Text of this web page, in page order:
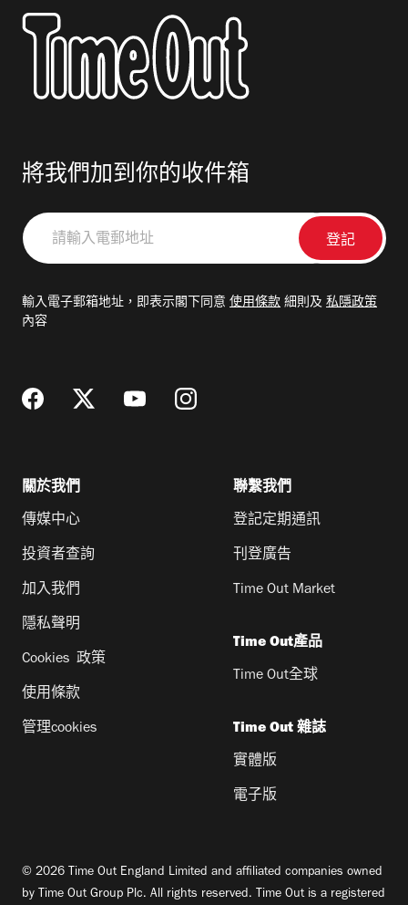
將我們加到你的收件箱
請
輸
郵
輸入電子郵箱地址，即表示閣下同意 使用條款 細則及 私隱政策
內容
關於我們
傳媒中心
投資者查詢
加入我們
隱私聲明
Cookies 政策
使用條款
管理cookies
聯繫我們
登記定期通訊
刊登廣告
Time Out Market
Time Out產品
Time Out全球
Time Out 雜誌
實體版
電子版
© 2026 Time Out England Limited and affiliated companies owned
by Time Out Group Plc. All rights reserved. Time Out is a registered